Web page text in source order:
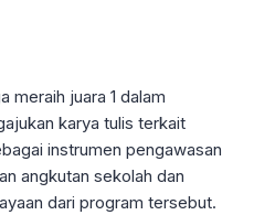
meraih juara 1 dalam
karya tulis terkait
instrumen pengawasan
angkutan sekolah dan
dari program tersebut.